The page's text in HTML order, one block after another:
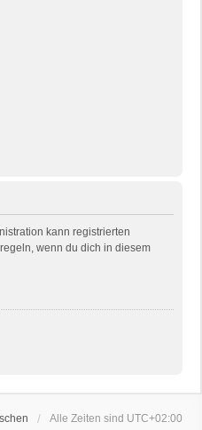
kann registrierten
wenn du dich in diesem
Alle Zeiten sind UTC+02:00